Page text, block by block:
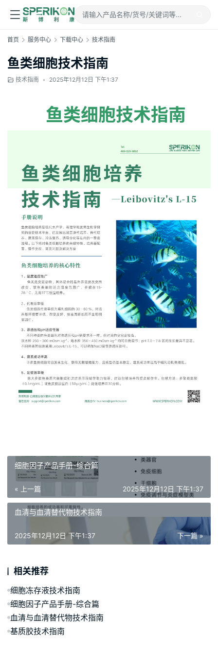
首页 服务中心 下载中心 技术指南
鱼类细胞技术指南
技术指南 • 2025年12月12日 下午1:37
鱼类细胞技术指南
细胞因子产品手册-综合篇
« 上一篇 2025年12月12日 下午1:37
血清与血清替代物技术指南
下一篇 »
2025年12月12日 下午1:37
相关推荐
细胞冻存液技术指南
细胞因子产品手册-综合篇
血清与血清替代物技术指南
基质胶技术指南